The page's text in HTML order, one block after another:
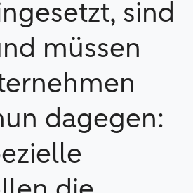
sind
müssen
dagegen: